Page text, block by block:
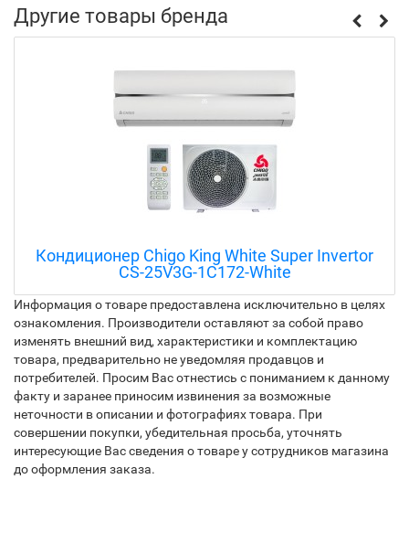
Другие товары бренда
Мульти сплит-система на 3 комнаты Chigo
COU3-27HFN4 / 3 x CMS-9k-181-WHITE
Информация о товаре предоставлена исключительно в целях
ознакомления. Производители оставляют за собой право
изменять внешний вид, характеристики и комплектацию
товара, предварительно не уведомляя продавцов и
потребителей. Просим Вас отнестись с пониманием к данному
факту и заранее приносим извинения за возможные
неточности в описании и фотографиях товара. При
совершении покупки, убедительная просьба, уточнять
интересующие Вас сведения о товаре у сотрудников магазина
до оформления заказа.